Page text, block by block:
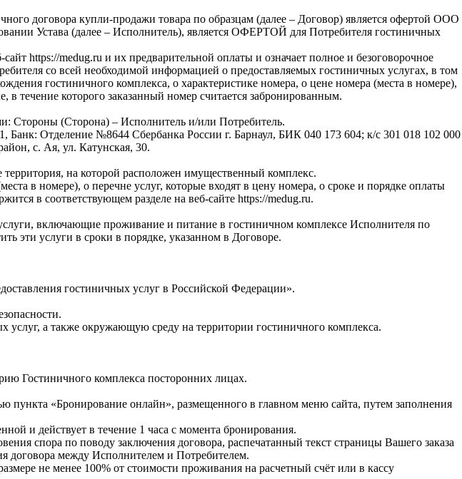
договора купли-продажи товара по образцам (далее – Договор) является офертой ООО
Устава (далее – Исполнитель), является ОФЕРТОЙ для Потребителя гостиничных
https://medug.ru и их предварительной оплаты и означает полное и безоговорочное
со всей необходимой информацией о предоставляемых гостиничных услугах, в том
гостиничного комплекса, о характеристике номера, о цене номера (места в номере),
течение которого заказанный номер считается забронированным.
Стороны (Сторона) – Исполнитель и/или Потребитель.
Отделение №8644 Сбербанка России г. Барнаул, БИК 040 173 604; к/с 301 018 102 000
с. Ая, ул. Катунская, 30.
на которой расположен имущественный комплекс.
в номере), о перечне услуг, которые входят в цену номера, о сроке и порядке оплаты
в соответствующем разделе на веб-сайте https://medug.ru.
включающие проживание и питание в гостиничном комплексе Исполнителя по
эти услуги в сроки в порядке, указанном в Договоре.
гостиничных услуг в Российской Федерации».
услуг, а также окружающую среду на территории гостиничного комплекса.
Гостиничного комплекса посторонних лицах.
пункта «Бронирование онлайн», размещенного в главном меню сайта, путем заполнения
и действует в течение 1 часа с момента бронирования.
спора по поводу заключения договора, распечатанный текст страницы Вашего заказа
договора между Исполнителем и Потребителем.
не менее 100% от стоимости проживания на расчетный счёт или в кассу